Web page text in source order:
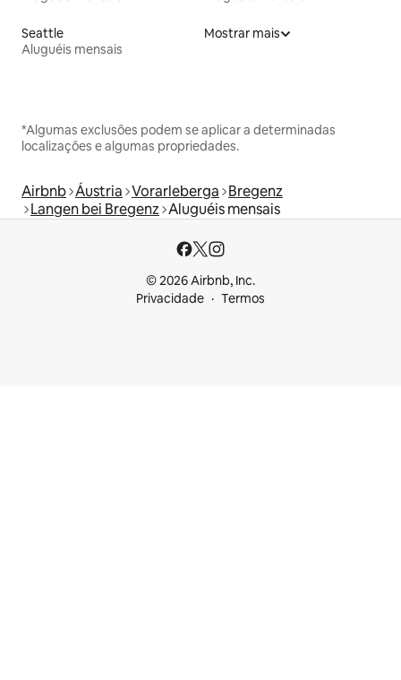
Seattle
Aluguéis mensais
Mostrar mais
*Algumas exclusões podem se aplicar a determinadas
localizações e algumas propriedades.
Airbnb Áustria Vorarleberga Bregenz
Langen bei Bregenz Aluguéis mensais
© 2026 Airbnb, Inc.
Privacidade
Termos